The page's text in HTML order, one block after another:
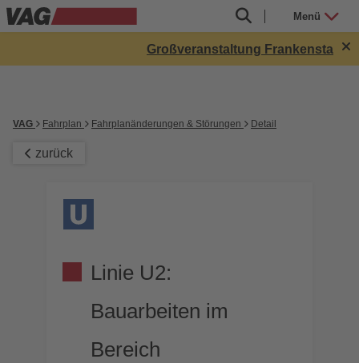
Menü
Großveranstaltung
VAG Fahrplan Fahrplanänderungen & Störungen Detail
zurück
Linie U2:
Bauarbeiten im
Bereich